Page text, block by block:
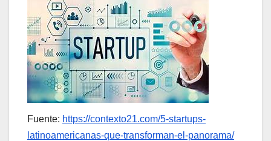
Fuente: https://contexto21.com/5-startups-
latinoamericanas-que-transforman-el-panorama/